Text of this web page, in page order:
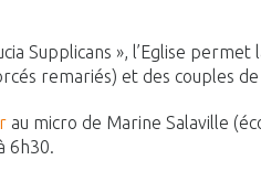
Supplicans », l’Eglise permet
remariés) et des couples
au micro de Marine Salaville
6h30.